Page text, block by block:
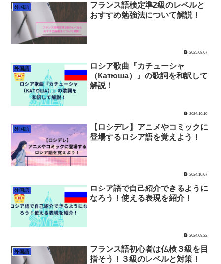
外国語
フランス語検定準2級のレベルと
おすすめ勉強法について解説！
2025.08.07
外国語
ロシア歌曲『カチューシャ
（Катюша）』の歌詞を和訳して
解説！
2024.10.10
外国語
【ロシデレ】アニメやコミックに
登場するロシア語を覚えよう！
2024.10.07
外国語
ロシア語で自己紹介できるように
なろう！使える表現を紹介！
2024.09.22
外国語
フランス語初心者は仏検３級を目
指そう！３級のレベルと対策！